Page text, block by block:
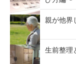
親が他界
生前整理